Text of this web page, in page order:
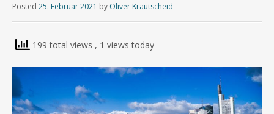
Posted 25. Februar 2021 by Oliver Krautscheid
199 total views , 1 views today